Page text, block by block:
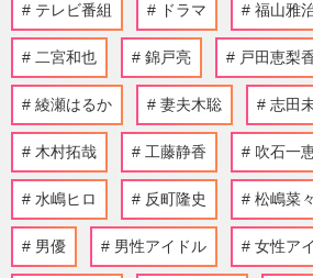
テレビ番組 ドラマ 福山雅
二宮和也 錦戸亮 戸田恵梨
綾瀬はるか 妻夫木聡 志田
木村拓哉 工藤静香 吹石一
水嶋ヒロ 反町隆史 松嶋菜
男優 男性アイドル 女性ア